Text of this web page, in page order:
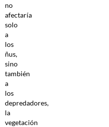
no
afectaría
solo
a
los
ñus,
sino
también
a
los
depredadores,
la
vegetación